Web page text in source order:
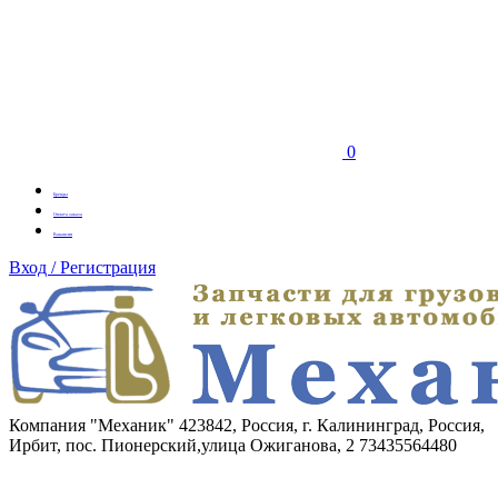
0
Бренды
Оплата заказа
Вакансии
Вход / Регистрация
Компания "Механик" 423842, Россия, г. Калининград, Россия,
Ирбит, пос. Пионерский,улица Ожиганова, 2 73435564480